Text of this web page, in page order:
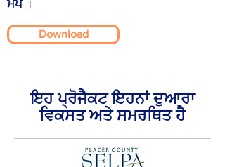
ਮੈਪ।
Download
ਇਹ ਪ੍ਰੋਜੈਕਟ ਇਹਨਾਂ ਦੁਆਰਾ
ਵਿਕਸਤ ਅਤੇ ਸਮਰਥਿਤ ਹੈ